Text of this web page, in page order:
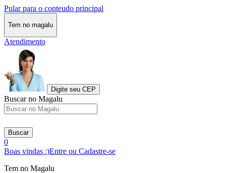
Pular para o conteudo principal
Tem no magalu
Atendimento
Digite seu CEP
Buscar no Magalu
Buscar
0
Boas vindas :)Entre ou Cadastre-se
Tem no Magalu